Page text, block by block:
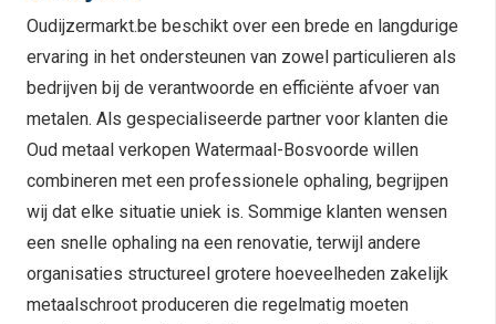
Oudijzermarkt.be beschikt over een brede en langdurige
ervaring in het ondersteunen van zowel particulieren als
bedrijven bij de verantwoorde en efficiënte afvoer van
metalen. Als gespecialiseerde partner voor klanten die
Oud metaal verkopen Watermaal-Bosvoorde willen
combineren met een professionele ophaling, begrijpen
wij dat elke situatie uniek is. Sommige klanten wensen
een snelle ophaling na een renovatie, terwijl andere
organisaties structureel grotere hoeveelheden zakelijk
metaalschroot produceren die regelmatig moeten